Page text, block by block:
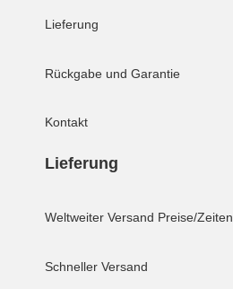
Lieferung
Rückgabe und Garantie
Kontakt
Lieferung
Weltweiter Versand Preise/Zeiten
Schneller Versand